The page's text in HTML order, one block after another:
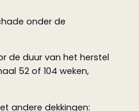
onder de
de duur van het herstel
52 of 104 weken,
andere dekkingen: